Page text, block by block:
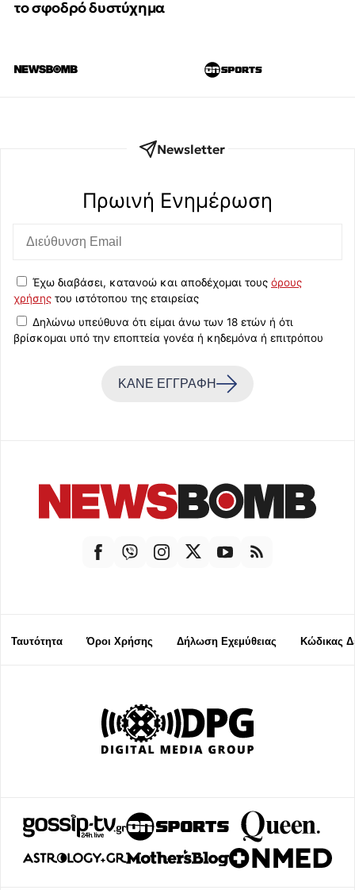
το σφοδρό δυστύχημα
Newsletter
Πρωινή Eνημέρωση
Έχω διαβάσει, κατανοώ και αποδέχομαι τους όρους
χρήσης του ιστότοπου της εταιρείας
Δηλώνω υπεύθυνα ότι είμαι άνω των 18 ετών ή ότι
βρίσκομαι υπό την εποπτεία γονέα ή κηδεμόνα ή επιτρόπου
ΚΑΝΕ ΕΓΓΡΑΦΗ
Ταυτότητα Όροι Χρήσης Δήλωση Εχεμύθειας Κώδικας